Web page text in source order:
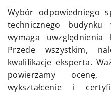
Wybór odpowiedniego
technicznego
wymaga
Przede wszystkim,
kwalifikacje eksperta.
powierzamy ocenę,
wykształcenie i